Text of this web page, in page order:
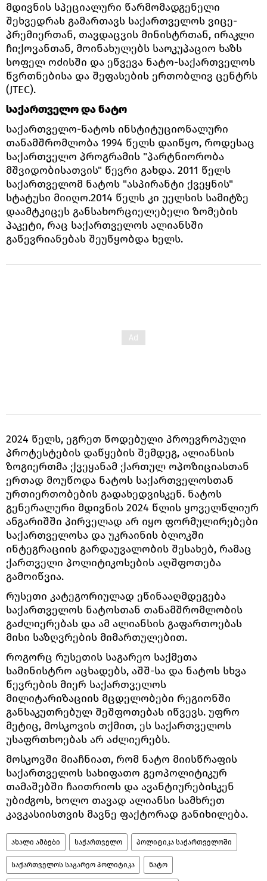
მდივნის სპეციალური წარმომადგენელი
შეხვედრას გამართავს საქართველოს ვიცე-
პრემიერთან, თავდაცვის მინისტრთან, ირაკლი
ჩიქოვანთან, მოინახულებს საოკუპაციო ხაზს
სოფელ ოძისში და ეწვევა ნატო-საქართველოს
წვრთნებისა და შეფასების ერთობლივ ცენტრს
(JTEC).
საქართველო და ნატო
საქართველო-ნატოს ინსტიტუციონალური
თანამშრომლობა 1994 წელს დაიწყო, როდესაც
საქართველო პროგრამის "პარტნიორობა
მშვიდობისათვის" წევრი გახდა. 2011 წელს
საქართველომ ნატოს "ასპირანტი ქვეყნის"
სტატუსი მიიღო.2014 წელს კი უელსის სამიტზე
დაამტკიცეს განსახორციელებელი ზომების
პაკეტი, რაც საქართველოს ალიანსში
გაწევრიანებას შეუწყობდა ხელს.
2024 წელს, ეგრეთ წოდებული პროევროპული
პროტესტების დაწყების შემდეგ, ალიანსის
ზოგიერთმა ქვეყანამ ქართულ ოპოზიციასთან
ერთად მოუწოდა ნატოს საქართველოსთან
ურთიერთობების გადახედვისკენ. ნატოს
გენერალური მდივნის 2024 წლის ყოველწლიურ
ანგარიშში პირველად არ იყო ფორმულირებები
საქართველოსა და უკრაინის ბლოკში
ინტეგრაციის გარდაუვალობის შესახებ, რამაც
ქართველი პოლიტიკოსების აღშფოთება
გამოიწვია.
რუსეთი კატეგორიულად ეწინააღმდეგება
საქართველოს ნატოსთან თანამშრომლობის
გაძლიერებას და ამ ალიანსის გაფართოებას
მისი საზღვრების მიმართულებით.
როგორც რუსეთის საგარეო საქმეთა
სამინისტრო აცხადებს, აშშ-სა და ნატოს სხვა
წევრების მიერ საქართველოს
მილიტარიზაციის მცდელობები რეგიონში
განსაკუთრებულ შეშფოთებას იწვევს. უფრო
მეტიც, მოსკოვის თქმით, ეს საქართველოს
უსაფრთხოებას არ აძლიერებს.
მოსკოვში მიაჩნიათ, რომ ნატო მიისწრაფის
საქართველოს სახიფათო გეოპოლიტიკურ
თამაშებში ჩაითრიოს და ავანტიურებისკენ
უბიძგოს, ხოლო თავად ალიანსი სამხრეთ
კავკასიისთვის მავნე ფაქტორად განიხილება.
ახალი ამბები საქართველო პოლიტიკა საქართველოში
საქართველოს საგარეო პოლიტიკა ნატო